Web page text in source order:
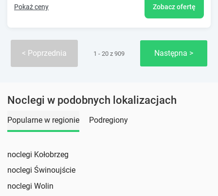
Pokaż ceny Zobacz ofertę
Poprzednia 1 - 20 z 909 Następna
Noclegi w podobnych lokalizacjach
Popularne w regionie Podregiony
noclegi Kołobrzeg
noclegi Świnoujście
noclegi Wolin